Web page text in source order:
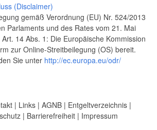
(Disclaimer)
gemäß Verordnung (EU) Nr. 524/2013
Parlaments und des Rates vom 21. Mai
14 Abs. 1: Die Europäische Kommission
zur Online-Streitbeilegung (OS) bereit.
Sie unter http://ec.europa.eu/odr/
| Links| AGNB| Entgeltverzeichnis|
| Barrierefreiheit | Impressum